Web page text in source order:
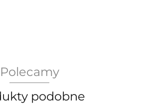
Glasbruk
Polecamy
podobne